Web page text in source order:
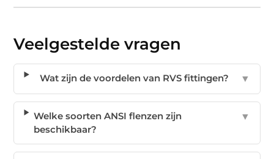
Veelgestelde vragen
Wat zijn de voordelen van RVS fittingen? ▼
Welke soorten ANSI flenzen zijn
beschikbaar?
▼